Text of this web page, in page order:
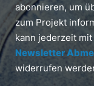
abonnieren, um
zum Projekt
kann jederzeit
Newsletter
widerrufen